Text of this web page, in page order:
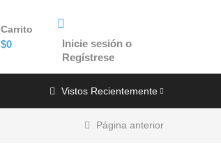
Inicie sesión o
Regístrese
Carrito
$0
Vistos Recientemente
Página anterior